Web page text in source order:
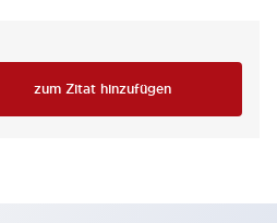
zum Zitat hinzufügen